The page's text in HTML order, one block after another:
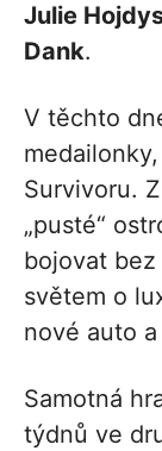
Julie
Dank.
V těchto
Survivoru.
„pusté“
bojovat
světem o
nové auto
Samotná
týdnů ve